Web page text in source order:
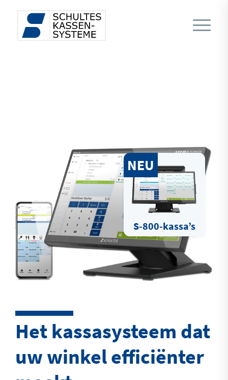
Het kassasysteem dat
uw winkel efficiënter
S-800-kassa’s